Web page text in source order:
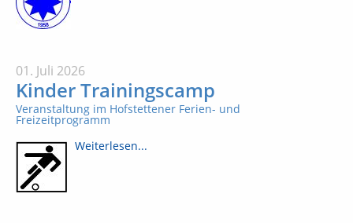
01. Juli 2026
Kinder Trainingscamp
Veranstaltung im Hofstettener Ferien- und
Freizeitprogramm
Weiterlesen...